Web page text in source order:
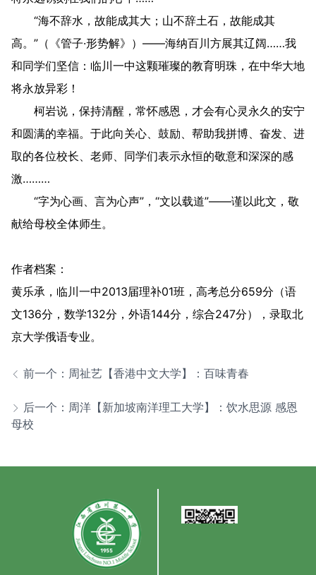
“海不辞水，故能成其大；山不辞土石，故能成其
高。”（《管子·形势解》）——海纳百川方展其辽阔……我
和同学们坚信：临川一中这颗璀璨的教育明珠，在中华大地
将永放异彩！
柯岩说，保持清醒，常怀感恩，才会有心灵永久的安宁
和圆满的幸福。于此向关心、鼓励、帮助我拼博、奋发、进
取的各位校长、老师、同学们表示永恒的敬意和深深的感
激………
“字为心画、言为心声”，“文以载道”——谨以此文，敬
献给母校全体师生。
作者档案：
黄乐承，临川一中2013届理补01班，高考总分659分（语
文136分，数学132分，外语144分，综合247分），录取北
京大学俄语专业。
前一个：周祉艺【香港中文大学】：百味青春
后一个：周洋【新加坡南洋理工大学】：饮水思源 感恩
母校